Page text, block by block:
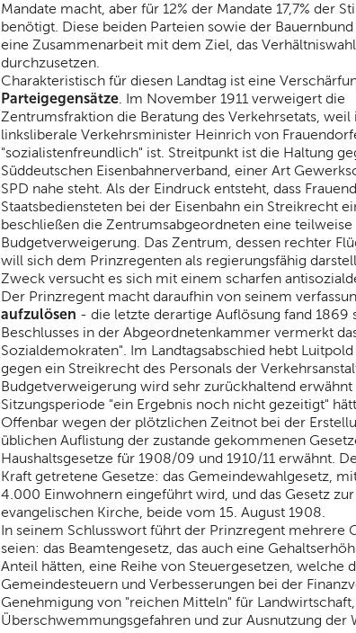
Mandate macht, aber für 12% der Mandate 17,7% der
benötigt. Diese beiden Parteien sowie der
eine Zusammenarbeit mit dem Ziel, das
durchzusetzen.
Charakteristisch für diesen Landtag ist eine
Parteigegensätze. Im November 1911 verweigert die
Zentrumsfraktion die Beratung des Verkehrsetats, weil
linksliberale Verkehrsminister Heinrich von
"sozialistenfreundlich" ist. Streitpunkt ist die Haltung
Süddeutschen Eisenbahnerverband, einer Art
SPD nahe steht. Als der Eindruck entsteht, dass
Staatsbediensteten bei der Eisenbahn ein Streikrecht
beschließen die Zentrumsabgeordneten eine teilweise
Budgetverweigerung. Das Zentrum, dessen rechter
will sich dem Prinzregenten als regierungsfähig
Zweck versucht es sich mit einem scharfen
Der Prinzregent macht daraufhin von seinem
aufzulösen - die letzte derartige Auflösung fand 1869
Beschlusses in der Abgeordnetenkammer vermerkt
Sozialdemokraten". Im Landtagsabschied hebt
gegen ein Streikrecht des Personals der
Budgetverweigerung wird sehr zurückhaltend
Sitzungsperiode "ein Ergebnis noch nicht gezeitigt"
Offenbar wegen der plötzlichen Zeitnot bei der
üblichen Auflistung der zustande gekommenen
Haushaltsgesetze für 1908/09 und 1910/11 erwähnt.
Kraft getretene Gesetze: das Gemeindewahlgesetz,
4.000 Einwohnern eingeführt wird, und das Gesetz
evangelischen Kirche, beide vom 15. August 1908.
In seinem Schlusswort führt der Prinzregent mehrere
seien: das Beamtengesetz, das auch eine
Anteil hätten, eine Reihe von Steuergesetzen, welche
Gemeindesteuern und Verbesserungen bei der
Genehmigung von "reichen Mitteln" für
Überschwemmungsgefahren und zur Ausnutzung der